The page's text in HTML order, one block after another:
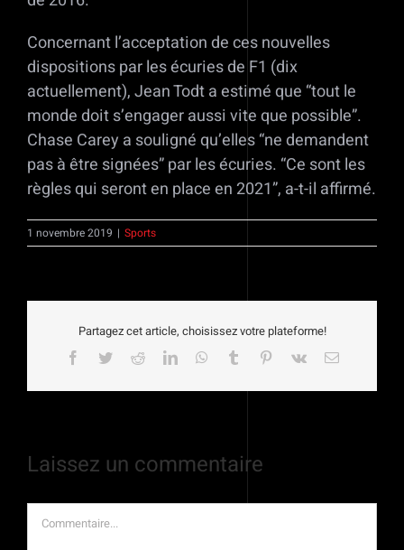
Concernant l’acceptation de ces nouvelles
dispositions par les écuries de F1 (dix
actuellement), Jean Todt a estimé que “tout le
monde doit s’engager aussi vite que possible”.
Chase Carey a souligné qu’elles “ne demandent
pas à être signées” par les écuries. “Ce sont les
règles qui seront en place en 2021”, a-t-il affirmé.
1 novembre 2019 | Sports
Partagez cet article, choisissez votre plateforme!
Facebook
TwitterRedditLinkedInWhatsApp
Tumblr Pinterest
Vk Email
Laissez un commentaire
Commentaire